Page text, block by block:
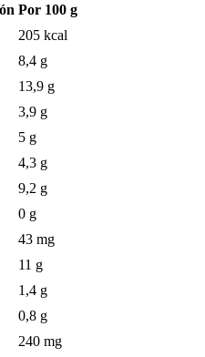
Por 100 g
205 kcal
8,4 g
13,9 g
3,9 g
5 g
4,3 g
9,2 g
0 g
43 mg
11 g
1,4 g
0,8 g
240 mg